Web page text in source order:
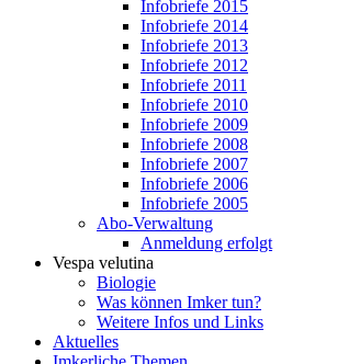
Infobriefe 2015
Infobriefe 2014
Infobriefe 2013
Infobriefe 2012
Infobriefe 2011
Infobriefe 2010
Infobriefe 2009
Infobriefe 2008
Infobriefe 2007
Infobriefe 2006
Infobriefe 2005
Abo-Verwaltung
Anmeldung erfolgt
Vespa velutina
Biologie
Was können Imker tun?
Weitere Infos und Links
Aktuelles